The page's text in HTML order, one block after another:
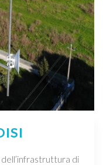
dell’infrastruttura di